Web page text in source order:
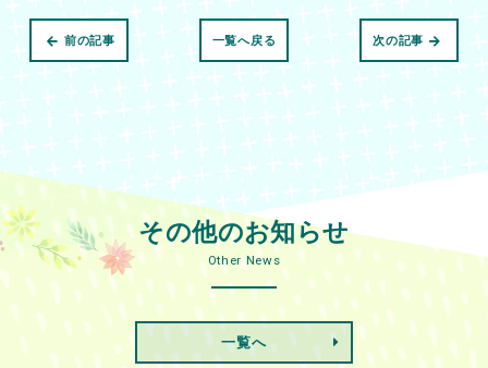
次の記事
一覧へ戻る
前の記事
その他のお知らせ
Other News
一覧へ